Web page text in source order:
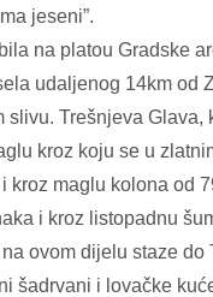
jeseni”.
na platou Gradske
udaljenog 14km od
Trešnjeva Glava,
kroz koju se u
kroz maglu kolona od
i kroz listopadnu
ovom dijelu staze
šadrvani i lovačke